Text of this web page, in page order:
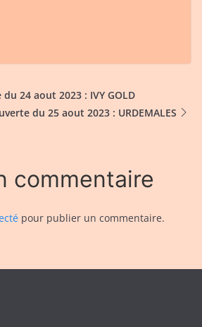
24 aout 2023 : IVY GOLD
du 25 aout 2023 : URDEMALES
commentaire
pour publier un commentaire.